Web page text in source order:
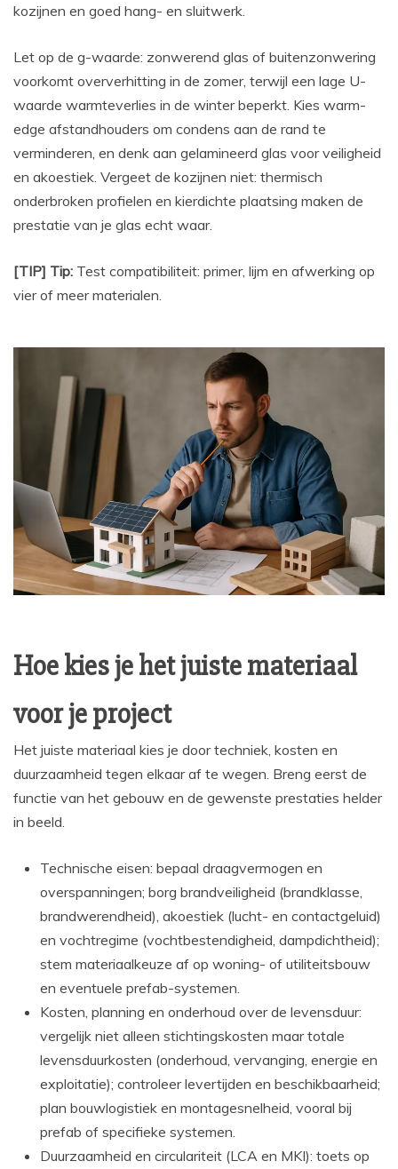
kozijnen en goed hang- en sluitwerk.
Let op de g-waarde: zonwerend glas of buitenzonwering
voorkomt oververhitting in de zomer, terwijl een lage U-
waarde warmteverlies in de winter beperkt. Kies warm-
edge afstandhouders om condens aan de rand te
verminderen, en denk aan gelamineerd glas voor veiligheid
en akoestiek. Vergeet de kozijnen niet: thermisch
onderbroken profielen en kierdichte plaatsing maken de
prestatie van je glas echt waar.
[TIP] Tip: Test compatibiliteit: primer, lijm en afwerking op
vier of meer materialen.
Hoe kies je het juiste materiaal
voor je project
Het juiste materiaal kies je door techniek, kosten en
duurzaamheid tegen elkaar af te wegen. Breng eerst de
functie van het gebouw en de gewenste prestaties helder
in beeld.
Technische eisen: bepaal draagvermogen en
overspanningen; borg brandveiligheid (brandklasse,
brandwerendheid), akoestiek (lucht- en contactgeluid)
en vochtregime (vochtbestendigheid, dampdichtheid);
stem materiaalkeuze af op woning- of utiliteitsbouw
en eventuele prefab-systemen.
Kosten, planning en onderhoud over de levensduur:
vergelijk niet alleen stichtingskosten maar totale
levensduurkosten (onderhoud, vervanging, energie en
exploitatie); controleer levertijden en beschikbaarheid;
plan bouwlogistiek en montagesnelheid, vooral bij
prefab of specifieke systemen.
Duurzaamheid en circulariteit (LCA en MKI): toets op